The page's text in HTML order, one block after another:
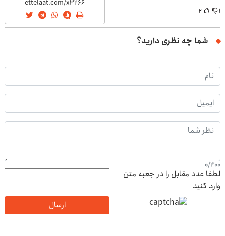
۱ ۲
شما چه نظری دارید؟
0/400
لطفا عدد مقابل را در جعبه متن
وارد کنید
ارسال